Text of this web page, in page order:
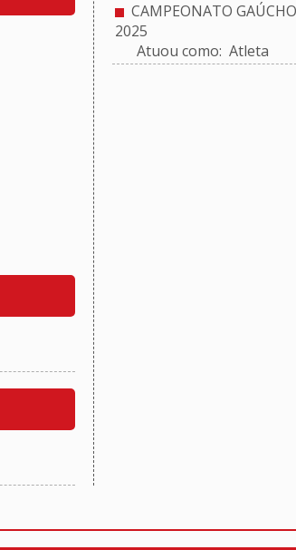
CAMPEONATO
2025
Atuou como: Atleta